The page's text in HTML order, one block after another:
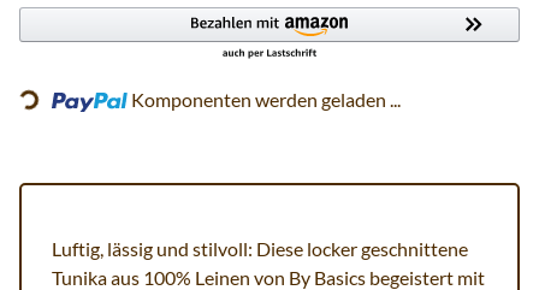
Loading... Komponenten werden geladen ...
Luftig, lässig und stilvoll: Diese locker geschnittene
Tunika aus 100% Leinen von By Basics begeistert mit